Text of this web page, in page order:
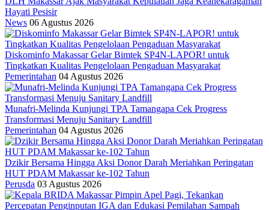
Hayati Pesisir
News 06 Agustus 2026
Diskominfo Makassar Gelar Bimtek SP4N-LAPOR! untuk
Tingkatkan Kualitas Pengelolaan Pengaduan Masyarakat
Pemerintahan 04 Agustus 2026
Munafri-Melinda Kunjungi TPA Tamangapa Cek Progress
Transformasi Menuju Sanitary Landfill
Pemerintahan 04 Agustus 2026
Dzikir Bersama Hingga Aksi Donor Darah Meriahkan Peringatan
HUT PDAM Makassar ke-102 Tahun
Perusda 03 Agustus 2026